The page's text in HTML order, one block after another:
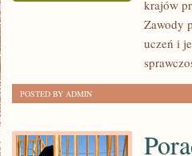
PSYCHICZNE
krajów
Zawody
uczeń i
POSTED BY ADMIN